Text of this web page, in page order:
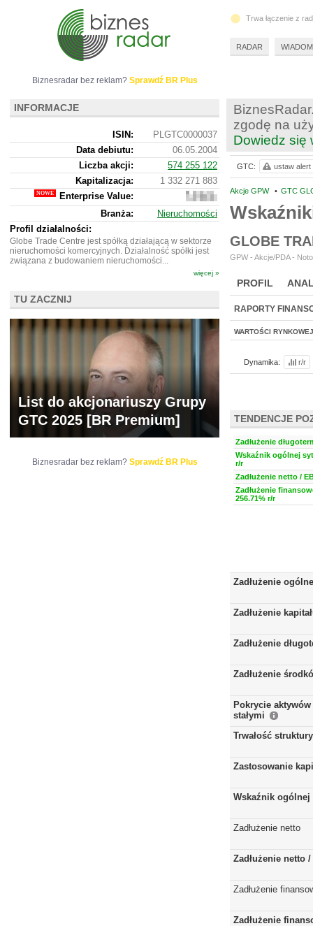
zgodę na
Dowiedz się
Akcje GPW • GTC
GLOBE
GPW - Akcje/PDA -
PROFIL
WYCENA BR
RAPORTY
WARTOŚCI RYNKOWEJ
Dynamika: r/r
TENDENCJE
Zadłużenie
Wskaźnik ogólnej
r/r
Zadłużenie netto /
Zadłużenie
256.71% r/r
Zadłużenie ogólne
Zadłużenie
Zadłużenie
Zadłużenie
Pokrycie aktywów
stałymi
Trwałość
Zastosowanie
Wskaźnik
Zadłużenie netto
Zadłużenie netto
Zadłużenie
Zadłużenie
GTC: ustaw alert
Biznesradar bez reklam? Sprawdź BR Plus
INFORMACJE
ISIN:
PLGTC0000037
Data debiutu:
06.05.2004
Liczba akcji:
574 255 122
Kapitalizacja:
1 332 271 883
Enterprise Value:
8
300
402
Branża:
Nieruchomości
Profil działalności:
Globe Trade Centre jest spółką działającą w sektorze
nieruchomości komercyjnych. Działalność spółki jest
związana z budowaniem nieruchomości...
więcej »
TU ZACZNIJ
List do akcjonariuszy Grupy
GTC 2025 [BR Premium]
Biznesradar bez reklam? Sprawdź BR Plus
Trwa łączenie z
RADAR